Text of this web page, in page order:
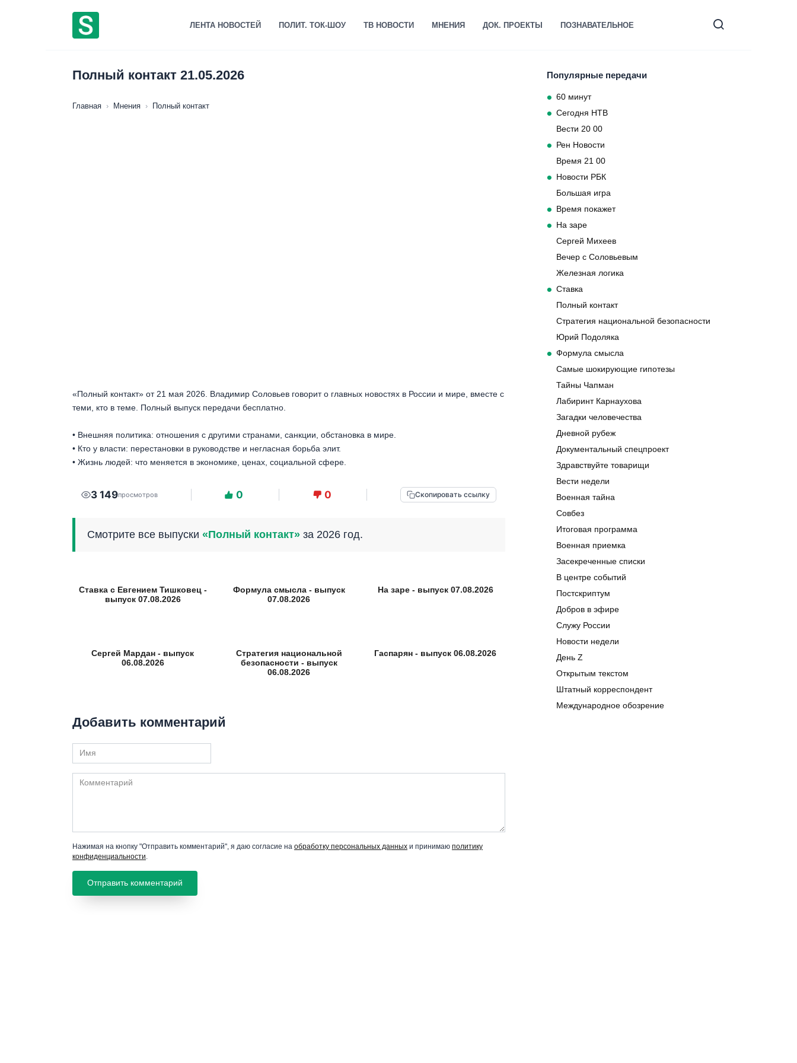
ЛЕНТА НОВОСТЕЙ ПОЛИТ. ТОК-ШОУ ТВ НОВОСТИ МНЕНИЯ ДОК. ПРОЕКТЫ ПОЗНАВАТЕЛЬНОЕ
Полный контакт 21.05.2026
Главная › Мнения › Полный контакт
«Полный контакт» от 21 мая 2026. Владимир Соловьев говорит о главных новостях в России и мире, вместе с
теми, кто в теме. Полный выпуск передачи бесплатно.
• Внешняя политика: отношения с другими странами, санкции, обстановка в мире.
• Кто у власти: перестановки в руководстве и негласная борьба элит.
• Жизнь людей: что меняется в экономике, ценах, социальной сфере.
3 149просмотров 0 0 Скопировать ссылку
Смотрите все выпуски «Полный контакт» за 2026 год.
Ставка с Евгением Тишковец -
выпуск 07.08.2026
Формула смысла - выпуск
07.08.2026
На заре - выпуск 07.08.2026
Сергей Мардан - выпуск
06.08.2026
Стратегия национальной
безопасности - выпуск
06.08.2026
Гаспарян - выпуск 06.08.2026
Добавить комментарий
Имя
Комментарий
Нажимая на кнопку "Отправить комментарий", я даю согласие на обработку персональных данных и принимаю политику
конфиденциальности
Популярные передачи
60 минут
Сегодня НТВ
Вести 20 00
Рен Новости
Время 21 00
Новости РБК
Большая игра
Время покажет
На заре
Сергей Михеев
Вечер с Соловьевым
Железная логика
Ставка
Полный контакт
Стратегия национальной безопасности
Юрий Подоляка
Формула смысла
Самые шокирующие гипотезы
Тайны Чапман
Лабиринт Карнаухова
Загадки человечества
Дневной рубеж
Документальный спецпроект
Здравствуйте товарищи
Вести недели
Военная тайна
Совбез
Итоговая программа
Военная приемка
Засекреченные списки
В центре событий
Постскриптум
Добров в эфире
Служу России
Новости недели
День Z
Открытым текстом
Штатный корреспондент
Международное обозрение